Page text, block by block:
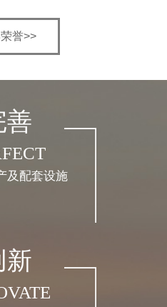
誉>>
善
及配套设施
新